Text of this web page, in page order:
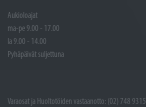
Aukioloajat
ma-pe 9.00 - 17.00
la 9.00 - 14.00
Pyhäpäivät suljettuna
Varaosat ja Huoltotöiden vastaanotto: (02) 748 9315